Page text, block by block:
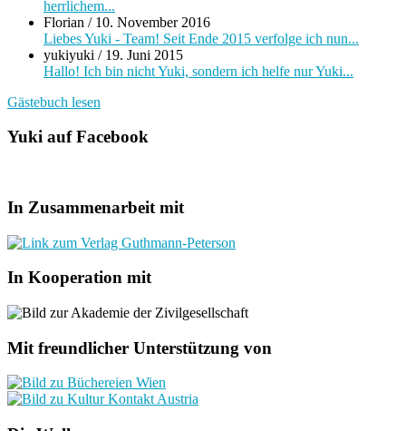
herrlichem...
Florian / 10. November 2016
Liebes Yuki - Team! Seit Ende 2015 verfolge ich nun...
yukiyuki / 19. Juni 2015
Hallo! Ich bin nicht Yuki, sondern ich helfe nur Yuki...
Gästebuch lesen
Yuki auf Facebook
In Zusammenarbeit mit
In Kooperation mit
Mit freundlicher Unterstützung von